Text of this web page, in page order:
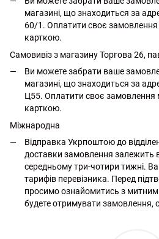
магазині, що знаходиться за
60/1. Оплатити своє
карткою.
Самовивіз з магазину Торгова 26,
Ви можете забрати ваше
магазині, що знаходиться за
Ц55. Оплатити своє замовлення
карткою.
Міжнародна
Відправка Укрпоштою до
доставки замовлення залежить
середньому три-чотири тижні.
тарифів перевізника. Перед
просимо ознайомитись з
будете отримувати замовлення,